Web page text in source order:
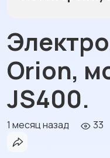
Orion,
JS400.
1 месяц назад 33